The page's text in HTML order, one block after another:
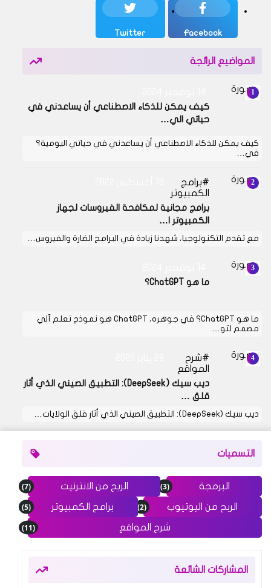
Facebook
Twitter
المواضيع الرائجة
كيف يمكن للذكاء الاصطناعي أن يساعدني في
حياتي الي…
كيف يمكن للذكاء الاصطناعي أن يساعدني في حياتي اليومية؟
في…
برامج
الكمبيوتر
برامج مجانية لمكافحة الفيروسات لجهاز
الكمبيوتر ا…
مع تقدم التكنولوجيا، شهدنا زيادة في البرامج الضارة والفيروس…
ما هو ChatGPT؟
ما هو ChatGPT؟ في جوهره، ChatGPT هو نموذج تعلم آلي
مصمم لتو…
شرح
المواقع
ديب سيك (DeepSeek): التطبيق الصيني الذي أثار
قلق …
ديب سيك (DeepSeek): التطبيق الصيني الذي أثار قلق الولايات…
التسميات
البرمجة (3) الربح من الانترنيت (7)
الربح من اليوتيوب (2) برامج الكمبيوتر (5)
شرح المواقع (11)
المشاركات الشائعة